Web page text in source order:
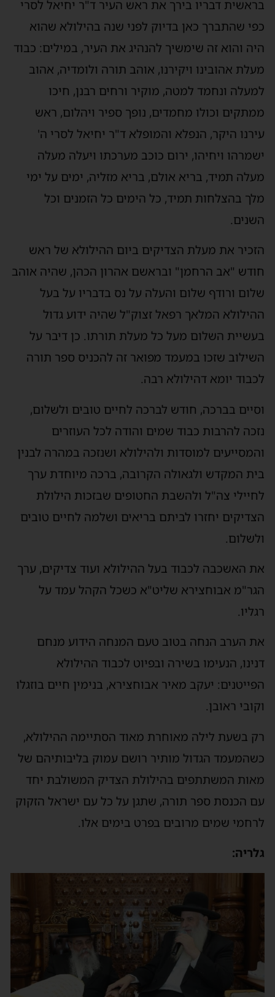
דבריו בירך את ראש העיר ד"ר יחיאל לסרי
שהתברך כאן בדיוק לפני שנה בהילולא שהוא
והוא זה שימשיך להנהיג את העיר, במילים: כבוד
אהובינו ויקירנו, אוהב תורה ולומדיה, אהוב
ונחמד למטה, מוקיר ורחים רבנן, חיכו
וכולו מחמדים, נופך ספיר ויהלום, ראש
היקר, הנפלא והמופלא ד"ר יחיאל לסרי ה'
ויחיהו, ירום כוכב מערכתו ויעלה מעלה
תמיד, בריא אולם, בריא מזליה, ימים על ימי
בהצלחות תמיד, כל הימים כל הזמנים וכל
את מעלת הצדיקים ביום ההילולא של ראש
"אב הרחמן" ובראשם אהרון הכהן, שהיה אוהב
ורודף שלום והעלה על נס בדבריו על בעל
המלאך רפאל זצוק"ל שהיה ידוע גדול
השלום מעל כל מעלת תורתו. כן דיבר על
שזכו במעמד מפואר זה להכניס ספר תורה
יומא דהילולא רבה.
בברכה, חודש לברכה לחיים טובים ולשלום,
להרבות כבוד שמים והודה לכל העוזרים
למוסדות ולהילולא ושנזכה במהרה לבנין
המקדש ולגאולה הקרובה, ברכה מיוחדת ערך
צה"ל ולהשבת החטופים שבזכות הילולת
יחזרו לביתם בריאים ושלמה לחיים טובים
האשכבה לכבוד בעל ההילולא ועוד צדיקים, ערך
אבוחצירא שליט"א כשכל הקהל עמד על
הערב הנחה בטוב טעם המנחה הידוע מנחם
הנעימו בשירה ובפיוט לכבוד ההילולא
יעקב מאיר אבוחצירא, בנימין חיים בוזגלו
ראובן.
בשעת לילה מאוחרת מאוד הסתיימה ההילולא,
הגדול מותיר רושם עמוק בליבותיהם של
המשתתפים בהילולת הצדיק המשולבת יחד
הכנסת ספר תורה, שתגן על כל עם ישראל הזקוק
שמים מרובים בפרט בימים אלו.